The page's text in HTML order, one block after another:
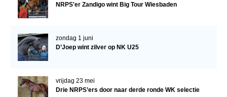
NRPS'er Zandigo wint Big Tour Wiesbaden
zondag 1 juni
D’Joep wint zilver op NK U25
vrijdag 23 mei
Drie NRPS’ers door naar derde ronde WK selectie